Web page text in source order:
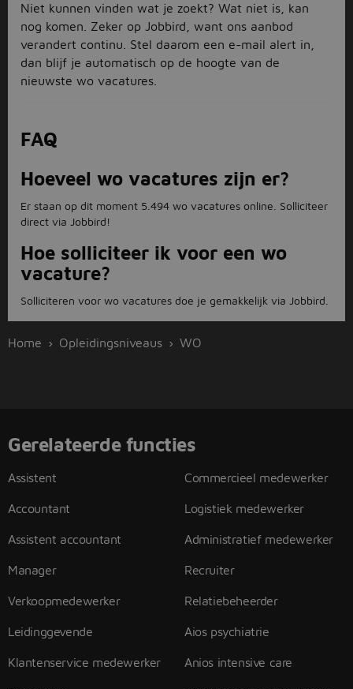
Niet kunnen vinden wat je zoekt? Wat niet is, kan
nog komen. Zeker op Jobbird, want ons aanbod
verandert continu. Stel daarom een e-mail alert in,
dan blijf je automatisch op de hoogte van de
nieuwste wo vacatures.
FAQ
Hoeveel wo vacatures zijn er?
Er staan op dit moment 5.494 wo vacatures online. Solliciteer
direct via Jobbird!
Hoe solliciteer ik voor een wo
vacature?
Solliciteren voor wo vacatures doe je gemakkelijk via Jobbird.
Home Opleidingsniveaus WO
Gerelateerde functies
Assistent
Accountant
Assistent accountant
Manager
Verkoopmedewerker
Leidinggevende
Klantenservice medewerker
Commercieel medewerker
Logistiek medewerker
Administratief medewerker
Recruiter
Relatiebeheerder
Aios psychiatrie
Anios intensive care